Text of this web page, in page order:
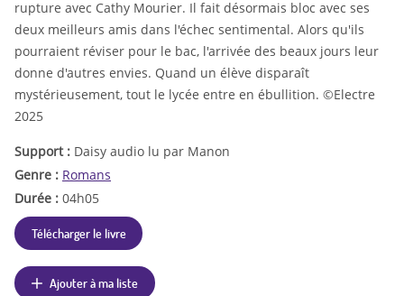
rupture avec Cathy Mourier. Il fait désormais bloc avec ses
deux meilleurs amis dans l'échec sentimental. Alors qu'ils
pourraient réviser pour le bac, l'arrivée des beaux jours leur
donne d'autres envies. Quand un élève disparaît
mystérieusement, tout le lycée entre en ébullition. ©Electre
2025
Support : Daisy audio lu par Manon
Genre : Romans
Durée : 04h05
Télécharger le livre
Ajouter à ma liste